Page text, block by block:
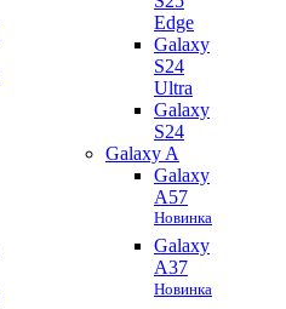
Edge
Galaxy
S24
Ultra
Galaxy
S24
Galaxy A
Galaxy
A57
Новинка
Galaxy
A37
Новинка